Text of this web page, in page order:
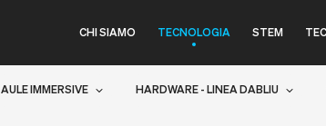
CHI SIAMO TECNOLOGIA STEM
AULE IMMERSIVE HARDWARE - LINEA DABLIU